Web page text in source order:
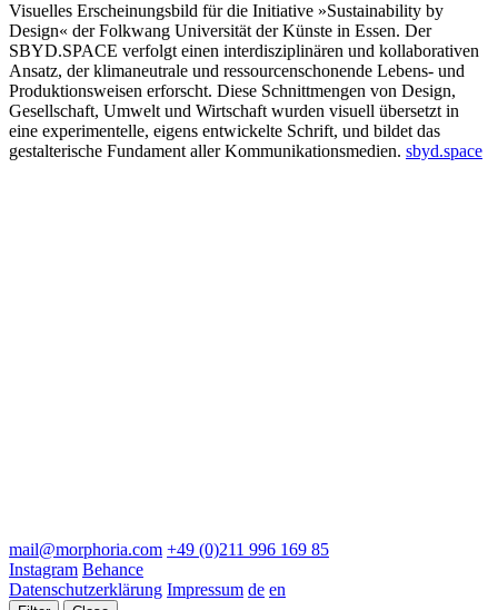
Visuelles Erscheinungsbild für die Initiative »Sustainability by
Design« der Folkwang Universität der Künste in Essen. Der
SBYD.SPACE verfolgt einen interdisziplinären und kollaborativen
Ansatz, der klimaneutrale und ressourcenschonende Lebens- und
Produktionsweisen erforscht. Diese Schnittmengen von Design,
Gesellschaft, Umwelt und Wirtschaft wurden visuell übersetzt in
eine experimentelle, eigens entwickelte Schrift, und bildet das
gestalterische Fundament aller Kommunikationsmedien. sbyd.space
mail@morphoria.com +49 (0)211 996 169 85
Instagram Behance
Datenschutzerklärung Impressum de en